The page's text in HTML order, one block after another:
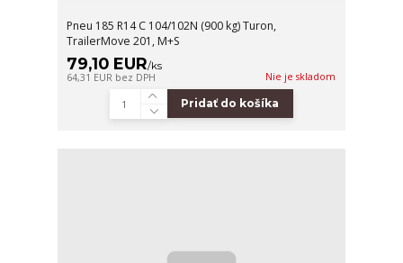
Pneu 185 R14 C 104/102N (900 kg) Turon,
TrailerMove 201, M+S
79,10 EUR/ks
64,31 EUR bez DPH Nie je skladom
Pridať do košíka